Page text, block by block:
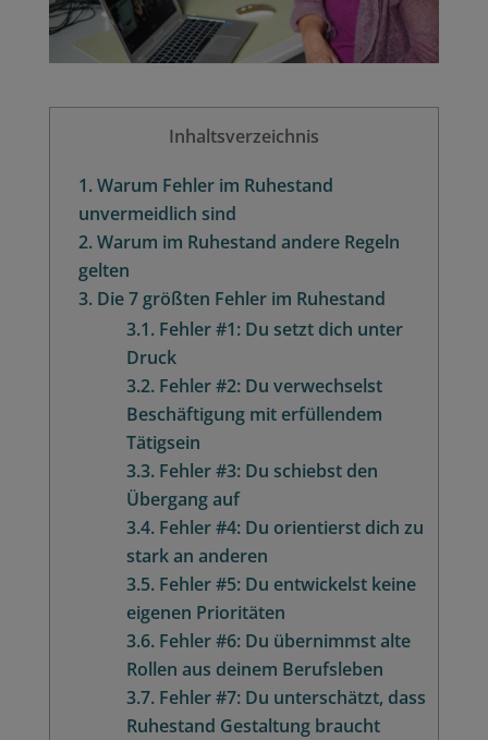
Inhaltsverzeichnis
1.Warum Fehler im Ruhestand
unvermeidlich sind
2.Warum im Ruhestand andere Regeln
gelten
3.Die 7 größten Fehler im Ruhestand
3.1. Fehler #1: Du setzt dich unter
Druck
3.2. Fehler #2: Du verwechselst
Beschäftigung mit erfüllendem
Tätigsein
3.3. Fehler #3: Du schiebst den
Übergang auf
3.4. Fehler #4: Du orientierst dich zu
stark an anderen
3.5. Fehler #5: Du entwickelst keine
eigenen Prioritäten
3.6. Fehler #6: Du übernimmst alte
Rollen aus deinem Berufsleben
3.7. Fehler #7: Du unterschätzt, dass
Ruhestand Gestaltung braucht